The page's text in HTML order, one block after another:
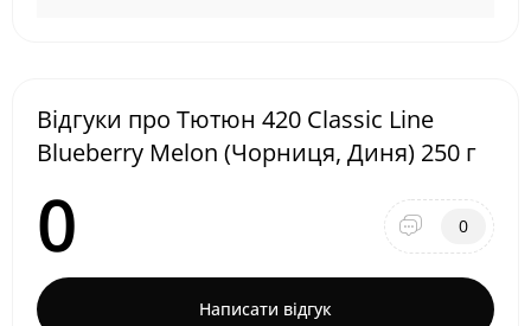
Відгуки про Тютюн 420 Classic Line
Blueberry Melon (Чорниця, Диня) 250 г
0 0
Написати відгук